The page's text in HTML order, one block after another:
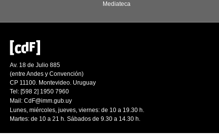
Mediateca
Av. 18 de Julio 885
(entre Andes y Convención)
CP 11100. Montevideo. Uruguay
Tel: [598 2] 1950 7960
Mail: CdF@imm.gub.uy
Lunes, miércoles, jueves, viernes: de 10 a 19.30 h.
Martes: de 10 a 21 h. Sábados de 9.30 a 14.30 h.